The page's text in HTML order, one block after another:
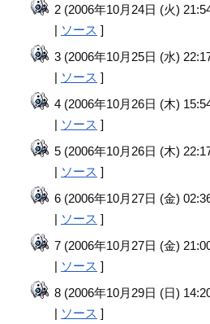
2 (2006年10月24日 (火)
| ソース ]
3 (2006年10月25日 (水)
| ソース ]
4 (2006年10月26日 (木)
| ソース ]
5 (2006年10月26日 (木)
| ソース ]
6 (2006年10月27日 (金)
| ソース ]
7 (2006年10月27日 (金)
| ソース ]
8 (2006年10月29日 (日)
| ソース ]